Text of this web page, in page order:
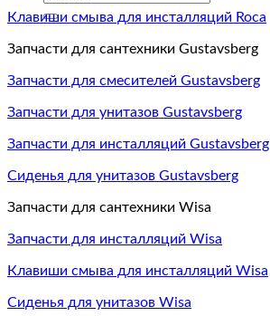
Клавиши смыва для инсталляций Roca
Запчасти для сантехники Gustavsberg
Запчасти для смесителей Gustavsberg
Запчасти для унитазов Gustavsberg
Запчасти для инсталляций Gustavsberg
Сиденья для унитазов Gustavsberg
Запчасти для сантехники Wisa
Запчасти для инсталляций Wisa
Клавиши смыва для инсталляций Wisa
Сиденья для унитазов Wisa